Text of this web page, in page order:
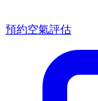
預約空氣評估